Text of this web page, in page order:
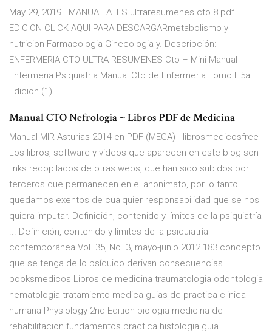
May 29, 2019 · MANUAL ATLS ultraresumenes cto 8 pdf
EDICION CLICK AQUI PARA DESCARGARmetabolismo y
nutricion Farmacologia Ginecologia y. Descripción:
ENFERMERIA CTO ULTRA RESUMENES Cto – Mini Manual
Enfermeria Psiquiatria Manual Cto de Enfermeria Tomo II 5a
Edicion (1).
Manual CTO Nefrologia ~ Libros PDF de Medicina
Manual MIR Asturias 2014 en PDF (MEGA) - librosmedicosfree
Los libros, software y vídeos que aparecen en este blog son
links recopilados de otras webs, que han sido subidos por
terceros que permanecen en el anonimato, por lo tanto
quedamos exentos de cualquier responsabilidad que se nos
quiera imputar. Definición, contenido y límites de la psiquiatría
... Definición, contenido y límites de la psiquiatría
contemporánea Vol. 35, No. 3, mayo-junio 2012 183 concepto
que se tenga de lo psíquico derivan consecuencias
booksmedicos Libros de medicina traumatologia odontologia
hematologia tratamiento medica guias de practica clinica
humana Physiology 2nd Edition biologia medicina de
rehabilitacion fundamentos practica histologia guia